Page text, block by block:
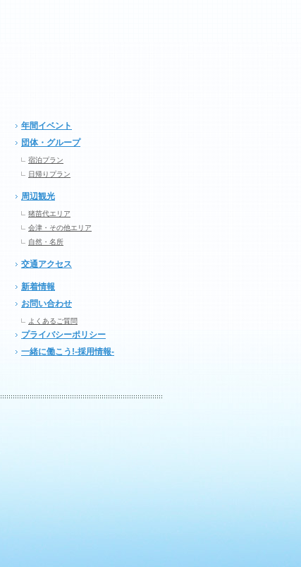
年間イベント
団体・グループ
宿泊プラン
日帰りプラン
周辺観光
猪苗代エリア
会津・その他エリア
自然・名所
交通アクセス
新着情報
お問い合わせ
よくあるご質問
プライバシーポリシー
一緒に働こう!-採用情報-